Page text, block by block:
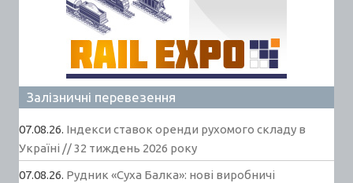
Залізничні перевезення
07.08.26. Індекси ставок оренди рухомого складу в
Україні // 32 тиждень 2026 року
07.08.26. Рудник «Суха Балка»: нові виробничі